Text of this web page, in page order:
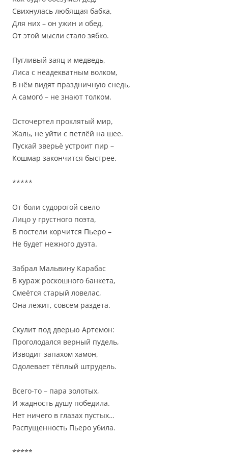
Свихнулась любящая бабка,
Для них – он ужин и обед,
От этой мысли стало зябко.
Пугливый заяц и медведь,
Лиса с неадекватным волком,
В нём видят праздничную снедь,
А самого́ – не знают толком.
Осточертел проклятый мир,
Жаль, не уйти с петлёй на шее.
Пускай зверьё устроит пир –
Кошмар закончится быстрее.
*****
От боли судорогой свело
Лицо у грустного поэта,
В постели корчится Пьеро –
Не будет нежного дуэта.
Забрал Мальвину Карабас
В кураж роскошного банкета,
Смеётся старый ловелас,
Она лежит, совсем раздета.
Скулит под дверью Артемон:
Проголодался верный пудель,
Изводит запахом хамон,
Одолевает тёплый штрудель.
Всего-то – пара золотых,
И жадность душу победила.
Нет ничего в глазах пустых…
Распущенность Пьеро убила.
*****